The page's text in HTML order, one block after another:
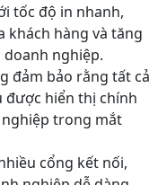
tốc độ in nhanh,
khách hàng và tăng
nghiệp.
đảm bảo rằng tất cả
được hiển thị chính
trong mắt
cổng kết nối,